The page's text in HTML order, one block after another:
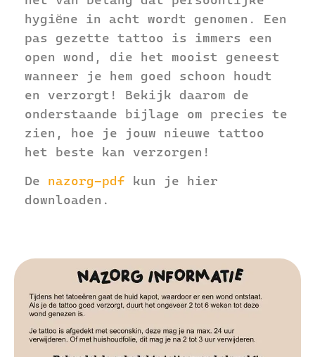
hygiëne in acht wordt genomen. Een
pas gezette tattoo is immers een
open wond, die het mooist geneest
wanneer je hem goed schoon houdt
en verzorgt! Bekijk daarom de
onderstaande bijlage om precies te
zien, hoe je jouw nieuwe tattoo
het beste kan verzorgen!
De nazorg-pdf kun je hier
downloaden.